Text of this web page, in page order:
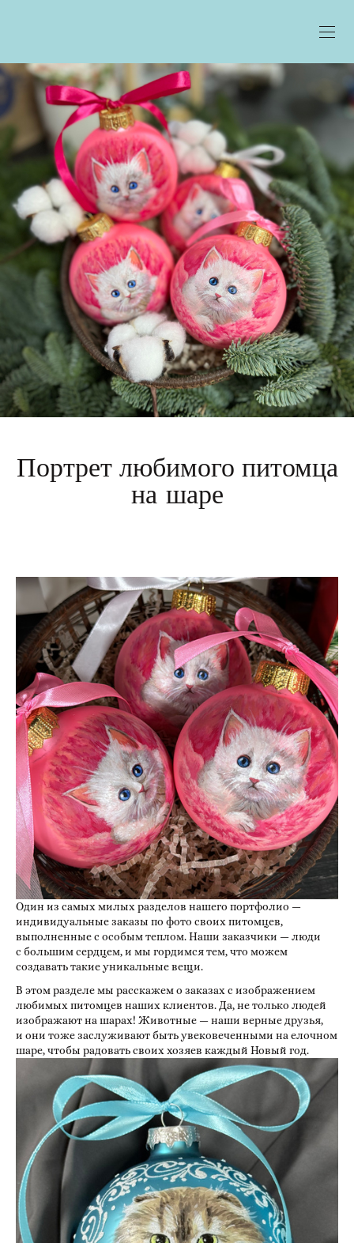
Портрет любимого питомца
на шаре
Один из самых милых разделов нашего портфолио —
индивидуальные заказы по фото своих питомцев,
выполненные с особым теплом. Наши заказчики — люди
с большим сердцем, и мы гордимся тем, что можем
создавать такие уникальные вещи.
В этом разделе мы расскажем о заказах с изображением
любимых питомцев наших клиентов. Да, не только людей
изображают на шарах! Животные — наши верные друзья,
и они тоже заслуживают быть увековеченными на елочном
шаре, чтобы радовать своих хозяев каждый Новый год.